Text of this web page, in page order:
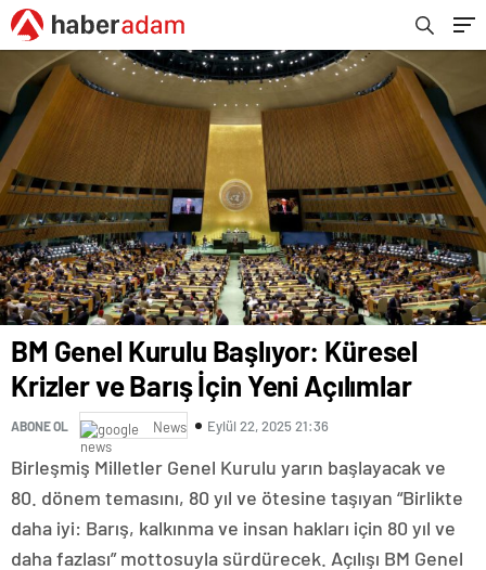
BM Genel Kurulu Başlıyor: Küresel
Krizler ve Barış İçin Yeni Açılımlar
ABONE OL News Eylül 22, 2025 21:36
Birleşmiş Milletler Genel Kurulu yarın başlayacak ve
80. dönem temasını, 80 yıl ve ötesine taşıyan “Birlikte
daha iyi: Barış, kalkınma ve insan hakları için 80 yıl ve
daha fazlası” mottosuyla sürdürecek. Açılışı BM Genel